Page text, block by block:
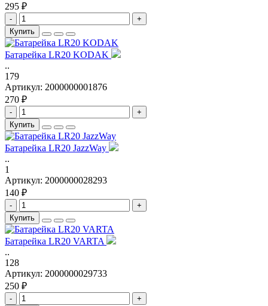
295 ₽
-
+
Купить
Батарейка LR20 KODAK
..
179
Артикул: 2000000001876
270 ₽
-
+
Купить
Батарейка LR20 JazzWay
..
1
Артикул: 2000000028293
140 ₽
-
+
Купить
Батарейка LR20 VARTA
..
128
Артикул: 2000000029733
250 ₽
-
+